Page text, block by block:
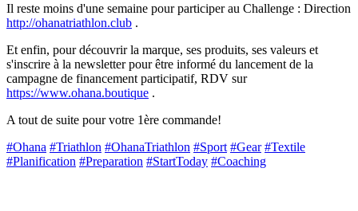
Il reste moins d'une semaine pour participer au Challenge : Direction
http://ohanatriathlon.club .
Et enfin, pour découvrir la marque, ses produits, ses valeurs et
s'inscrire à la newsletter pour être informé du lancement de la
campagne de financement participatif, RDV sur
https://www.ohana.boutique .
A tout de suite pour votre 1ère commande!
#Ohana #Triathlon #OhanaTriathlon #Sport #Gear #Textile
#Planification #Preparation #StartToday #Coaching